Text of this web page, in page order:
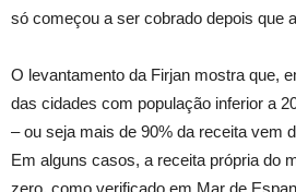
só começou a ser cobrado depois que
O levantamento da Firjan mostra que,
das cidades com população inferior a
– ou seja mais de 90% da receita vem
Em alguns casos, a receita própria do
zero, como verificado em Mar de